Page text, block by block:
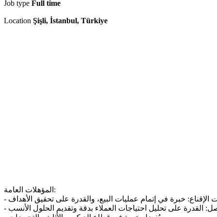
Job type Full time
Location Şişli, İstanbul, Türkiye
المؤهلات العامة: